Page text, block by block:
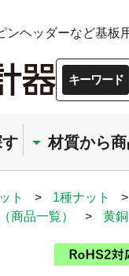
ンヘッダーなど基板
キーワード
材質から
ト > 1種ナット >
商品一覧） > 黄銅